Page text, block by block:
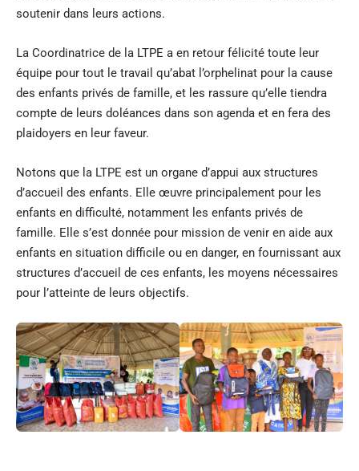
soutenir dans leurs actions.
La Coordinatrice de la LTPE a en retour félicité toute leur
équipe pour tout le travail qu’abat l’orphelinat pour la cause
des enfants privés de famille, et les rassure qu’elle tiendra
compte de leurs doléances dans son agenda et en fera des
plaidoyers en leur faveur.
Notons que la LTPE est un organe d’appui aux structures
d’accueil des enfants. Elle œuvre principalement pour les
enfants en difficulté, notamment les enfants privés de
famille. Elle s’est donnée pour mission de venir en aide aux
enfants en situation difficile ou en danger, en fournissant aux
structures d’accueil de ces enfants, les moyens nécessaires
pour l’atteinte de leurs objectifs.